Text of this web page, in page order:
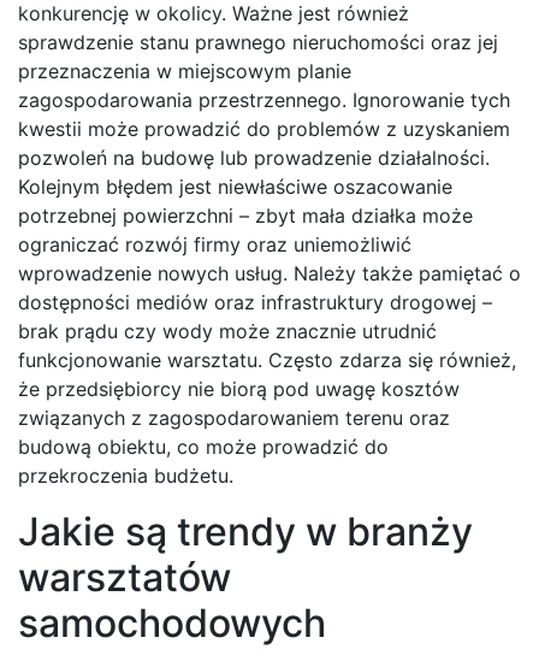
konkurencję w okolicy. Ważne jest również
sprawdzenie stanu prawnego nieruchomości oraz jej
przeznaczenia w miejscowym planie
zagospodarowania przestrzennego. Ignorowanie tych
kwestii może prowadzić do problemów z uzyskaniem
pozwoleń na budowę lub prowadzenie działalności.
Kolejnym błędem jest niewłaściwe oszacowanie
potrzebnej powierzchni – zbyt mała działka może
ograniczać rozwój firmy oraz uniemożliwić
wprowadzenie nowych usług. Należy także pamiętać o
dostępności mediów oraz infrastruktury drogowej –
brak prądu czy wody może znacznie utrudnić
funkcjonowanie warsztatu. Często zdarza się również,
że przedsiębiorcy nie biorą pod uwagę kosztów
związanych z zagospodarowaniem terenu oraz
budową obiektu, co może prowadzić do
przekroczenia budżetu.
Jakie są trendy w branży
warsztatów
samochodowych